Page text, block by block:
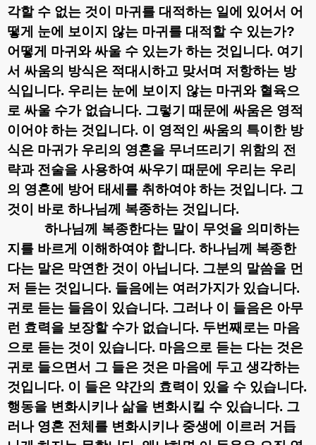
각할 수 없는 것이 마귀를 대적하는 일에 있어서 어
떻게 눈에 보이지 않는 마귀를 대적할 수 있는가?
어떻게 마귀와 싸울 수 있는가 하는 것입니다. 여기
서 싸움의 방식은 적대시하고 맞서며 저항하는 방
식입니다. 우리는 눈에 보이지 않는 마귀와 혈육으
로 싸울 수가 없습니다. 그렇기 때문에 싸움은 영적
이어야 하는 것입니다. 이 영적인 싸움의 특이한 방
식은 마귀가 우리의 영혼을 무너뜨리기 위함의 전
략과 전술을 사용하여 싸우기 때문에 우리는 우리
의 영혼에 방어 태세를 취하여야 하는 것입니다. 그
것이 바로 하나님께 복종하는 것입니다.
하나님께 복종한다는 말이 무엇을 의미하는
지를 바르게 이해하여야 합니다. 하나님께 복종한
다는 말은 막연한 것이 아닙니다. 그분의 말씀을 먼
저 듣는 것입니다. 들음에는 여러가지가 있습니다.
귀로 듣는 들음이 있습니다. 그러나 이 들음은 아무
런 효력을 보장할 수가 없습니다. 두번째로는 마음
으로 듣는 것이 있습니다. 마음으로 듣는 다는 것은
귀로 들으면서 그 들은 것은 마음에 두고 생각하는
것입니다. 이 들은 약간의 효력이 있을 수 있습니다.
행동을 변화시키나 삶을 변화시킬 수 있습니다. 그
러나 영혼 전체를 변화시키나 중생에 이르러 거듭